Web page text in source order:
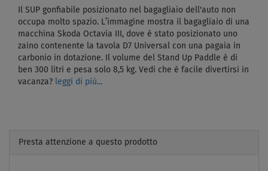
Il SUP gonfiabile posizionato nel bagagliaio dell'auto non
occupa molto spazio. L’immagine mostra il bagagliaio di una
macchina Skoda Octavia III, dove è stato posizionato uno
zaino contenente la tavola D7 Universal con una pagaia in
carbonio in dotazione. Il volume del Stand Up Paddle è di
ben 300 litri e pesa solo 8,5 kg. Vedi che è facile divertirsi in
vacanza?
leggi di più...
Presta attenzione a questo prodotto